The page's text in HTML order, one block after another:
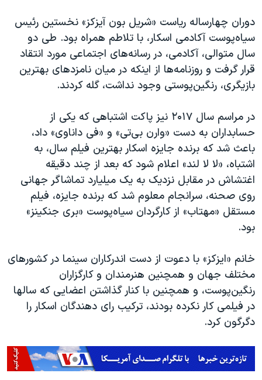
دوران چهارساله ریاست «شریل بون آیزکز» نخستین رئیس
سیاه‌پوست آکادمی اسکار، با تلاطم همراه بود. طی دو
سال متوالی، آکادمی، در رسانه‌های اجتماعی مورد انتقاد
قرار گرفت و روزنامه‌ها از اینکه در میان نامزدهای بهترین
بازیگری، رنگین‌پوستی وجود نداشت، گله کردند.
در مراسم سال ۲۰۱۷ نیز پاکت اشتباهی که یکی از
حسابداران به دست «وارن بی‌تی»‌ و «فی داناوی» داد،
باعث شد که برنده جایزه اسکار بهترین فیلم سال، به
اشتباه، «لا لا لند» اعلام شود که بعد از چند دقیقه
اغتشاش در مقابل نزدیک به یک میلیارد تماشاگر جهانی
روی صحنه، سرانجام معلوم شد که برنده جایزه، فیلم
مستقل «مهتاب»‌ از کارگردان سیاه‌پوست «بری جنکینز»
بود.
خانم «ایزکز» با دعوت از دست اندرکاران سینما در کشورهای
مختلف جهان و همچنین هنرمندان و کارگزاران
رنگین‌پوست، و همچنین با کنار گذاشتن اعضایی که سالها
در فیلمی کار نکرده بودند، ترکیب رای دهندگان اسکار را
دگرگون کرد.